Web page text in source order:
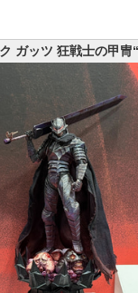
ガッツ 狂戦士の甲冑“